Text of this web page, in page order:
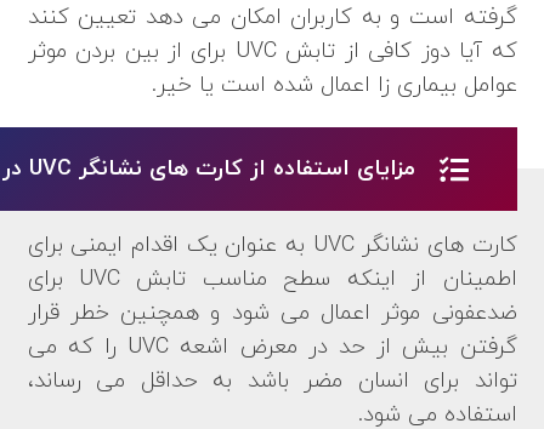
گرفته است و به کاربران امکان می دهد تعیین کنند
که آیا دوز کافی از تابش UVC برای از بین بردن موثر
عوامل بیماری زا اعمال شده است یا خیر.
مزایای استفاده از کارت های نشانگر UVC در بیمارستان ها
کارت های نشانگر UVC به عنوان یک اقدام ایمنی برای
اطمینان از اینکه سطح مناسب تابش UVC برای
ضدعفونی موثر اعمال می شود و همچنین خطر قرار
گرفتن بیش از حد در معرض اشعه UVC را که می
تواند برای انسان مضر باشد به حداقل می رساند،
استفاده می شود.